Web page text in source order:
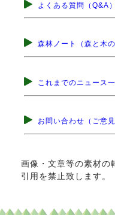
よくある質問（Q&A）
森林ノート（森と木の
これまでのニュース
お問い合わせ（ご意見
画像・文章等の素材の
引用を禁止致します。